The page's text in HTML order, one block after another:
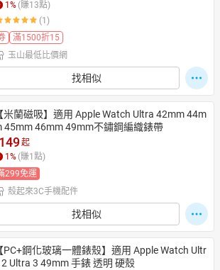
1 % (賺13點)
(1)
滿1500折15
玉山最低比價網
找相似
【米蘭磁吸】適用 Apple Watch Ultra 42mm 44m
45mm 46mm 49mm不鏽鋼編織錶帶
149起
1 % (賺1 點)
299免運
殼起來3C手機配件
找相似
【PC+鋼化玻璃一體錶殼】適用 Apple Watch Ultr
Ultra 3 49mm 手錶 透明 硬殼